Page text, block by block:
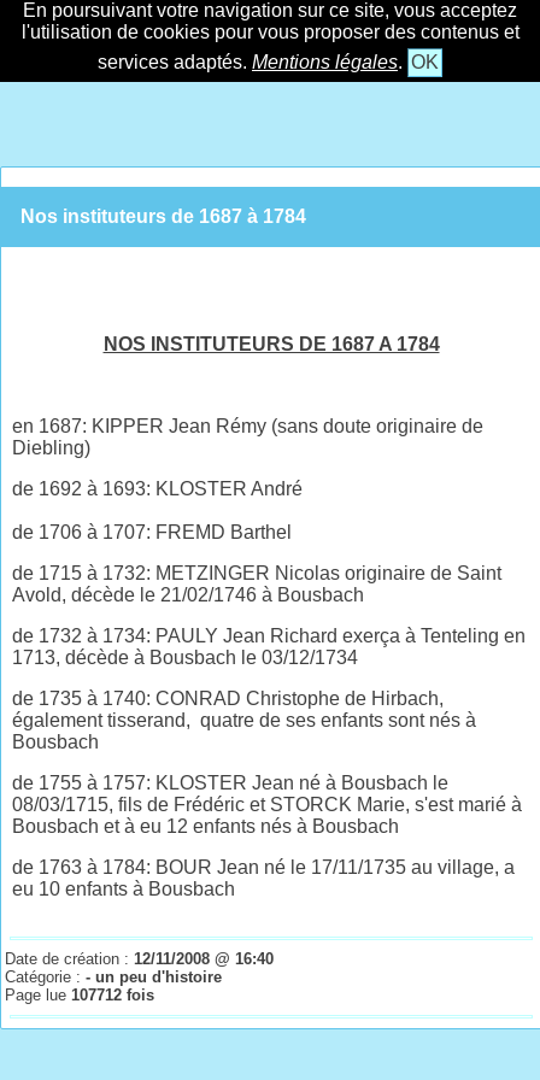
En poursuivant votre navigation sur ce site, vous acceptez
l'utilisation de cookies pour vous proposer des contenus et
services adaptés. Mentions légales. OK
Nos instituteurs de 1687 à 1784
NOS INSTITUTEURS DE 1687 A 1784
en 1687: KIPPER Jean Rémy (sans doute originaire de
Diebling)
de 1692 à 1693: KLOSTER André
de 1706 à 1707: FREMD Barthel
de 1715 à 1732: METZINGER Nicolas originaire de Saint
Avold, décède le 21/02/1746 à Bousbach
de 1732 à 1734: PAULY Jean Richard exerça à Tenteling en
1713, décède à Bousbach le 03/12/1734
de 1735 à 1740: CONRAD Christophe de Hirbach,
également tisserand, quatre de ses enfants sont nés à
Bousbach
de 1755 à 1757: KLOSTER Jean né à Bousbach le
08/03/1715, fils de Frédéric et STORCK Marie, s'est marié à
Bousbach et à eu 12 enfants nés à Bousbach
de 1763 à 1784: BOUR Jean né le 17/11/1735 au village, a
eu 10 enfants à Bousbach
Date de création :12/11/2008 @ 16:40
Catégorie :- un peu d'histoire
Page lue107712 fois